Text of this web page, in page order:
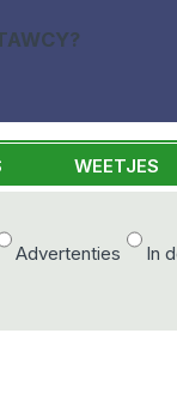
WEETJES
Advertenties In